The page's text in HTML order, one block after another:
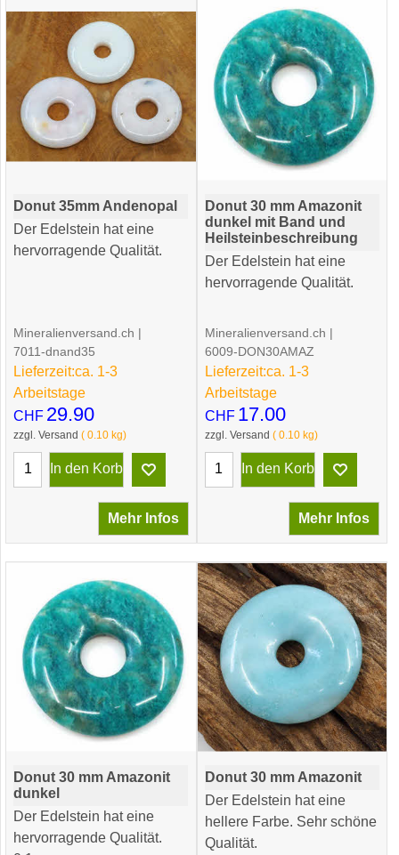
Donut 35mm Andenopal
Der Edelstein hat eine
hervorragende Qualität.
CHF 29.90
zzgl. Versand 0.10 kg
Mineralienversand.ch
7011-dnand35
Lieferzeit:ca. 1-3
Arbeitstage
In den Korb
Mehr Infos
Donut 30 mm Amazonit
dunkel mit Band und
Heilsteinbeschreibung
Der Edelstein hat eine
hervorragende Qualität.
CHF 17.00
zzgl. Versand 0.10kg
Mineralienversand.ch
6009-DON30AMAZ
Lieferzeit:ca. 1-3
Arbeitstage
In den Korb
Mehr Infos
Donut 30 mm Amazonit
dunkel
Der Edelstein hat eine
hervorragende Qualität.
Donut 30 mm Amazonit
Der Edelstein hat eine
hellere Farbe. Sehr schöne
Qualität.